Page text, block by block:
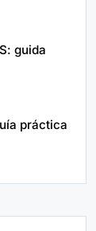
guida
práctica